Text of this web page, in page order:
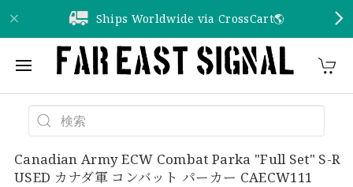
Ships Worldwide via CrossCart🌎️
Canadian Army ECW Combat Parka "Full Set" S-R
USED カナダ軍 コンバット パーカー CAECW111